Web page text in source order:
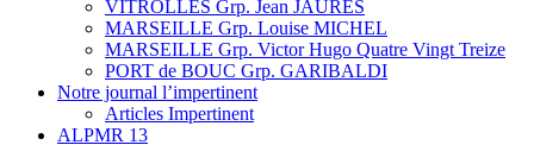
VITROLLES Grp. Jean JAURES
MARSEILLE Grp. Louise MICHEL
MARSEILLE Grp. Victor Hugo Quatre Vingt Treize
PORT de BOUC Grp. GARIBALDI
Notre journal l’impertinent
Articles Impertinent
ALPMR 13